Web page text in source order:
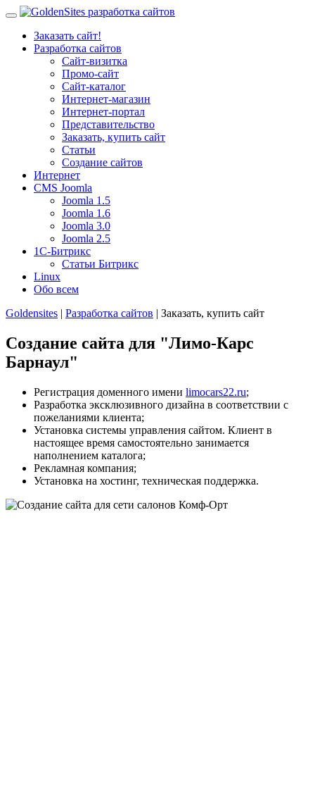
Заказать сайт!
Разработка сайтов
Сайт-визитка
Промо-сайт
Сайт-каталог
Интернет-магазин
Интернет-портал
Представительство
Заказать, купить сайт
Статьи
Создание сайтов
Интернет
CMS Joomla
Joomla 1.5
Joomla 1.6
Joomla 3.0
Joomla 2.5
1С-Битрикс
Статьи Битрикс
Linux
Обо всем
Goldensites | Разработка сайтов | Заказать, купить сайт
Создание сайта для "Лимо-Карс
Барнаул"
Регистрация доменного имени limocars22.ru;
Разработка эксклюзивного дизайна в соответствии с
пожеланиями клиента;
Установка системы управления сайтом. Клиент в
настоящее время самостоятельно занимается
наполнением каталога;
Рекламная компания;
Установка на хостинг, техническая поддержка.